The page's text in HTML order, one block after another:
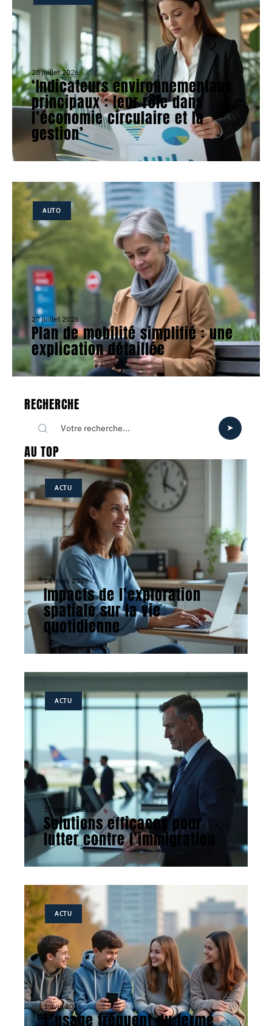
28 juillet 2026
‘Indicateurs environnementaux
principaux : leur rôle dans
l’économie circulaire et la
gestion’
AUTO
27 juillet 2026
Plan de mobilité simplifié : une
explication détaillée
RECHERCHE
AU TOP
ACTU
14 mars 2026
Impacts de l’exploration
spatiale sur la vie
quotidienne
ACTU
17 mars 2026
Solutions efficaces pour
lutter contre l’immigration
ACTU
1 avril 2026
L’usage fréquent du terme